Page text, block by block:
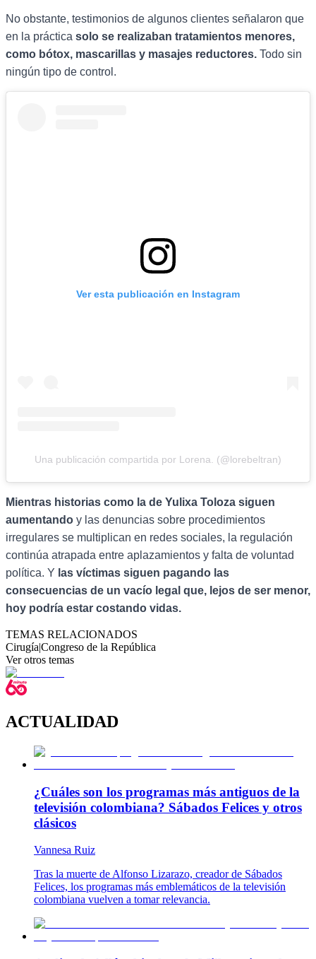
No obstante, testimonios de algunos clientes señalaron que
en la práctica solo se realizaban tratamientos menores,
como bótox, mascarillas y masajes reductores. Todo sin
ningún tipo de control.
Ver esta publicación en Instagram
Una publicación compartida por Lorena. (@lorebeltran)
Mientras historias como la de Yulixa Toloza siguen
aumentando y las denuncias sobre procedimientos
irregulares se multiplican en redes sociales, la regulación
continúa atrapada entre aplazamientos y falta de voluntad
política. Y las víctimas siguen pagando las
consecuencias de un vacío legal que, lejos de ser menor,
hoy podría estar costando vidas.
TEMAS RELACIONADOS
Cirugía|Congreso de la República
Ver otros temas
ACTUALIDAD
¿Cuáles son los programas más antiguos de la
televisión colombiana? Sábados Felices y otros
clásicos
Vannesa Ruiz
Tras la muerte de Alfonso Lizarazo, creador de Sábados
Felices, los programas más emblemáticos de la televisión
colombiana vuelven a tomar relevancia.